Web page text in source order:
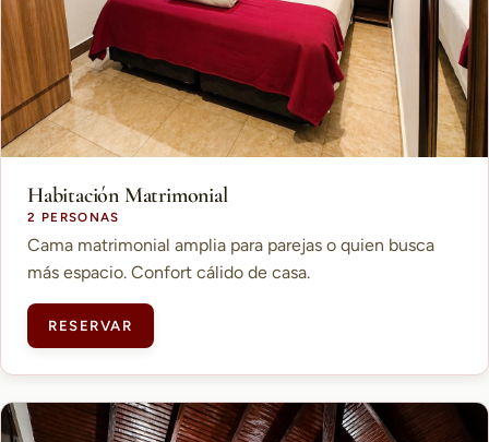
Habitación Matrimonial
2 PERSONAS
Cama matrimonial amplia para parejas o quien busca
más espacio. Confort cálido de casa.
RESERVAR